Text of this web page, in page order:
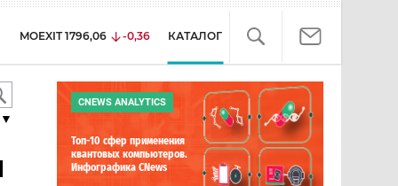
MOEXIT 1796,06 -0,36 КАТАЛОГ
CNEWS ANALYTICS
Топ-10 сфер применения
квантовых компьютеров.
Инфографика CNews